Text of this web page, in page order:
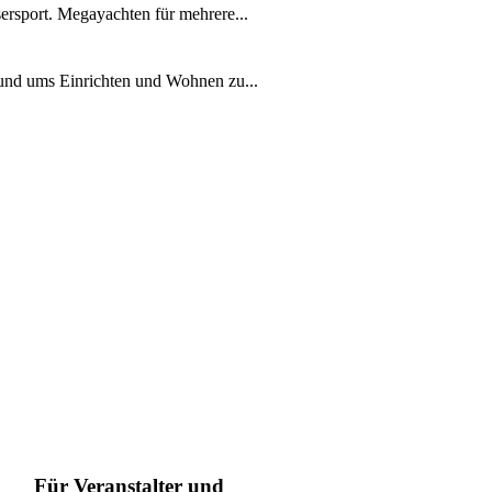
Megayachten für mehrere...
ums Einrichten und Wohnen zu...
Für Veranstalter und